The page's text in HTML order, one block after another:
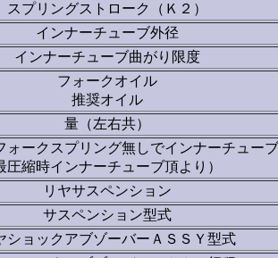
スプリングストローク（Ｋ２）
インナーチューブ外径
インナーチューブ曲がり限度
フォークオイル
推奨オイル
量（左右共）
ォークスプリング無しでインナーチューブ
圧縮時インナーチューブ頂より）
リヤサスペンション
サスペンション型式
ショックアブゾーバーＡＳＳＹ型式